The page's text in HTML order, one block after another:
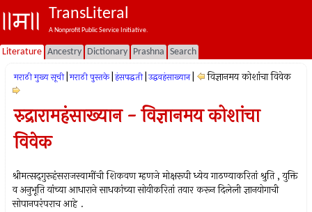
TransLiteral
A Nonprofit Public Service Initiative.
Literature Ancestry Dictionary Prashna Search
मराठी मुख्य सूची मराठी पुस्तके हंसपद्धती उद्धवहंसाख्यान विज्ञानमय कोशांचा विवेक
रुद्रारामहंसाख्यान - विज्ञानमय कोशांचा
विवेक
श्रीमत्सद्‍गुरूहंसराजस्वामींची शिकवण म्हणजे मोक्षरूपी ध्येय गाठण्याकरितां श्रुति , युक्ति
व अनुभूति यांच्या आधाराने साधकांच्या सोयीकरितां तयार करून दिलेली ज्ञानयोगाची
सोपानपरंपराच आहे .